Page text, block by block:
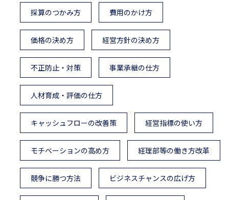
採算のつかみ方 費用のかけ方
価格の決め方 経営方針の決め方
不正防止・対策 事業承継の仕方
人材育成・評価の仕方
キャッシュフローの改善策 経営指標の使い方
モチベーションの高め方 経理部等の働き方改革
競争に勝つ方法 ビジネスチャンスの広げ方